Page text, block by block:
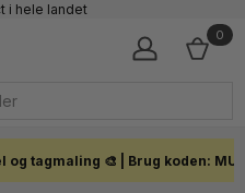
i hele landet
0
tagmaling 🎨 | Brug koden: